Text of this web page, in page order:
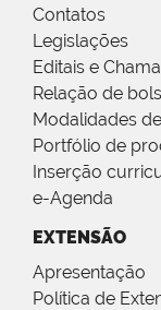
Contatos
Legislações
Editais e
Relação de
Modalidades
Portfólio de
Inserção
e-Agenda
EXTENSÃO
Apresentação
Política de